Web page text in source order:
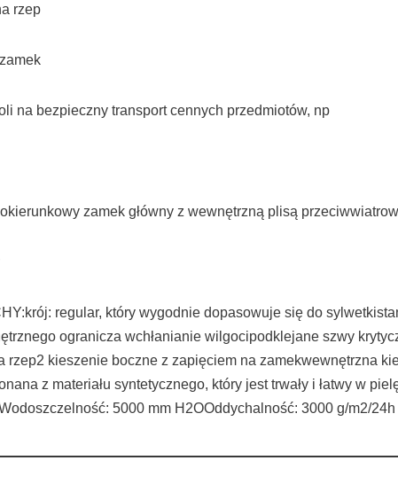
rzep
na bezpieczny transport cennych przedmiotów, np
zamek główny z wewnętrzną plisą
regular, który wygodnie dopasowuje się do
ogranicza wchłanianie wilgocipodklejane szwy
rzep2 kieszenie boczne z zapięciem na zamekwewnętrzna
z materiału syntetycznego, który jest trwały i łatwy w
5000 mm H2OOddychalność: 3000 g/m2/24h